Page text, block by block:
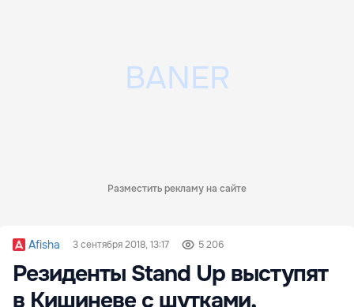
Разместить рекламу на сайте
Afisha 3 сентября 2018, 13:17 5 206
Резиденты Stand Up выступят
в Кишиневе с шутками,